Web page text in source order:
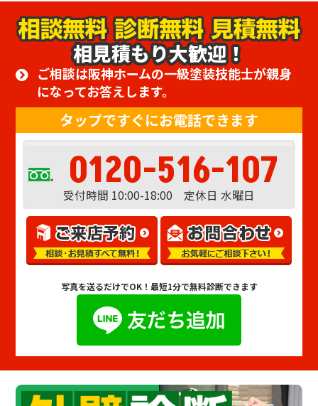
相見積もり大歓迎！
ご相談は阪神ホームの一級塗装技能士が親身
になってお答えします。
タップですぐにお電話できます
0120-516-107
受付時間 10:00-18:00 定休日 水曜日
写真を送るだけでOK！ 最短1分で無料診断できます